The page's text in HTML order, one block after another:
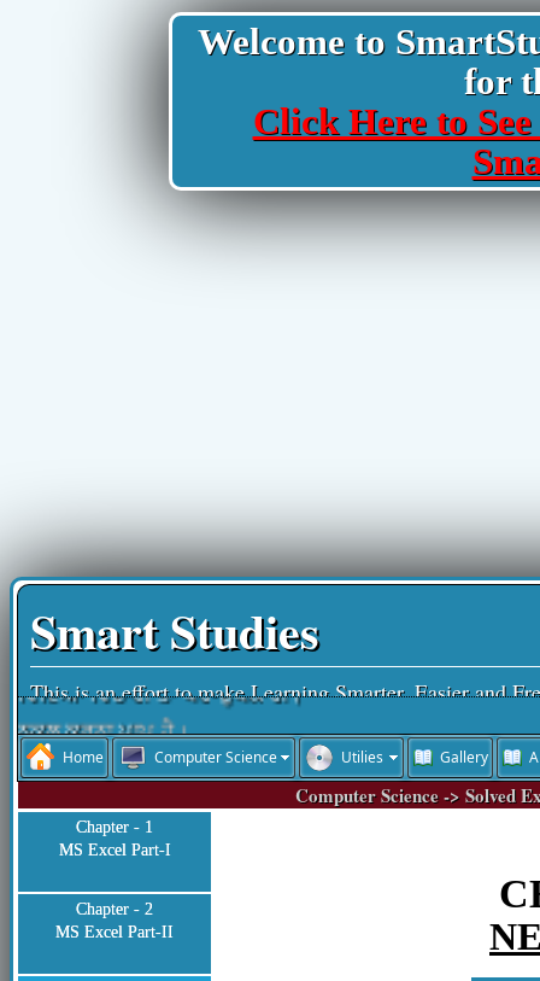
Welcome to
for
Click Here to
Smart Studies
This is an effort to make Learning Smarter, Easier and
ਵਿੱਦਿਆ ਵਿਚਾਰੀ ਤਾਂ ਪਰ-ਉਪਕਾਰੀ।
ਨਕਲ ਕਰਨਾ ਪਾਪ ਹੈ।
ਵਿੱਦਿਆ ਮਨੁੱਖ ਦਾ ਤੀਸਰਾ ਨੇਤਰ ਹੈ।
ਚਰਿੱਤਰ ਜੀਵਨ ਦੀ ਸ਼ਾਨ ਹੁੰਦੀ ਹੈ।
ਬੱਚਿਓ ਮਿਹਨਤ ਕਰਦੇ ਜਾਵੋ, ਮੰਜ਼ਿਲ ਵੱਲ ਪੱਬ ਧਰਦੇ ਜਾਵੋ।
Home Computer Science Utilies Gallery
Computer Science -> Solved
Chapter - 1
MS Excel Part-I
Chapter - 2
MS Excel Part-II